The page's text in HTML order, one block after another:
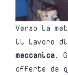
Verso la
il lavoro
meccanica.
offerte da